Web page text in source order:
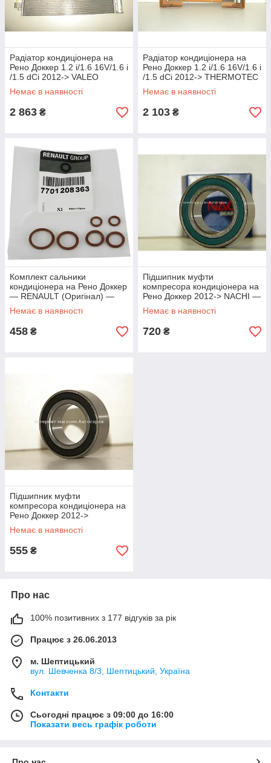
Радіатор кондиціонера на
Рено Доккер 1.2 i/1.6 16V/1.6 i
/1.5 dCi 2012-> VALEO
(Франція) 814373
Немає в наявності
2 863 ₴
Радіатор кондиціонера на
Рено Доккер 1.2 i/1.6 16V/1.6 i
/1.5 dCi 2012-> THERMOTEC
— KTT110517
Немає в наявності
2 103 ₴
Комплект сальники
кондиціонера на Рено Доккер
— RENAULT (Оригінал) —
7701208363
Немає в наявності
458 ₴
Підшипник муфти
компресора кондиціонера на
Рено Доккер 2012-> NACHI —
32BG5520G-2DLCS35
Немає в наявності
720 ₴
Підшипник муфти
компресора кондиціонера на
Рено Доккер 2012->
EUROKLIMA— 32X55X20
Немає в наявності
555 ₴
Про нас
100% позитивних з 177 відгуків за рік
Працює з 26.06.2013
м. Шептицький
вул. Шевченка 8/3, Шептицький, Україна
Контакти
Сьогодні працює з 09:00 до 16:00
Показати весь графік роботи